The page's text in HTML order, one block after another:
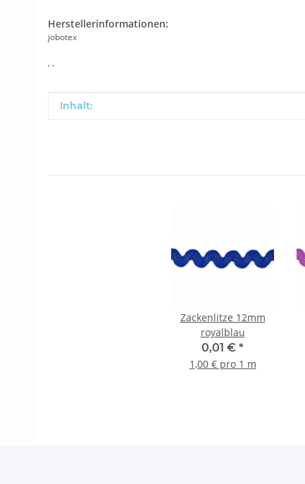
Herstellerinformationen:
jobotex
, ,
Produkteigenschaft
Wert
Inhalt:
Zackenlitze 12mm
royalblau
0,01 € *
1,00 € pro 1 m